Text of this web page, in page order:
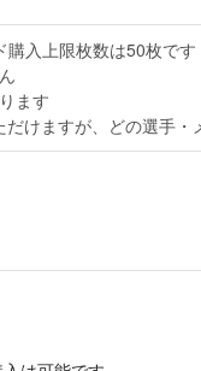
購入上限枚数は50枚です
ます
けますが、どの選手